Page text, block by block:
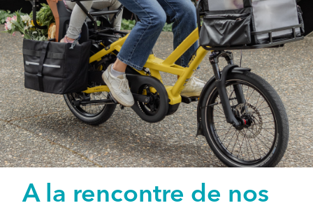
A la rencontre de nos